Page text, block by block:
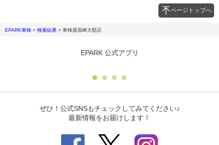
ページトップへ
EPARK車検 > 検索結果 > 車検屋高崎大類店